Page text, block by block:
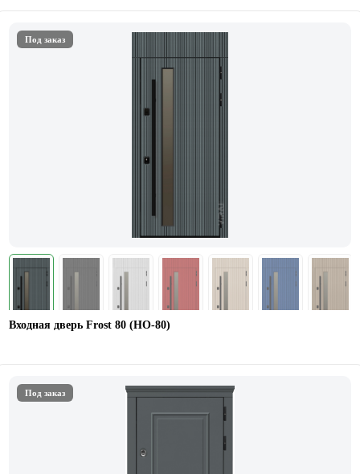
Под заказ
Входная дверь Frost 80 (НО-80)
Под заказ